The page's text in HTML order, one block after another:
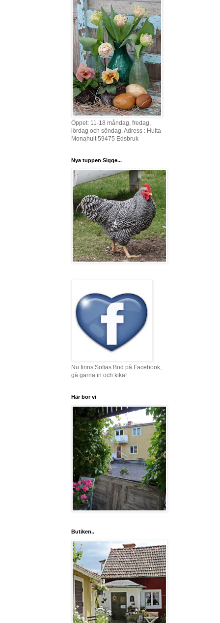
Öppet: 11-18 måndag, fredag,
lördag och söndag. Adress : Hulta
Monahult 59475 Edsbruk
Nya tuppen Sigge...
Nu finns Sofias Bod på Facebook,
gå gärna in och kika!
Här bor vi
Butiken..